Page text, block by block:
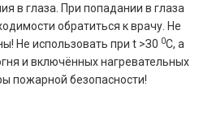
в глаза. При попадании в глаза
обратиться к врачу. Не
Не использовать при t >З0 0С, а
и включённых нагревательных
пожарной безопасности!